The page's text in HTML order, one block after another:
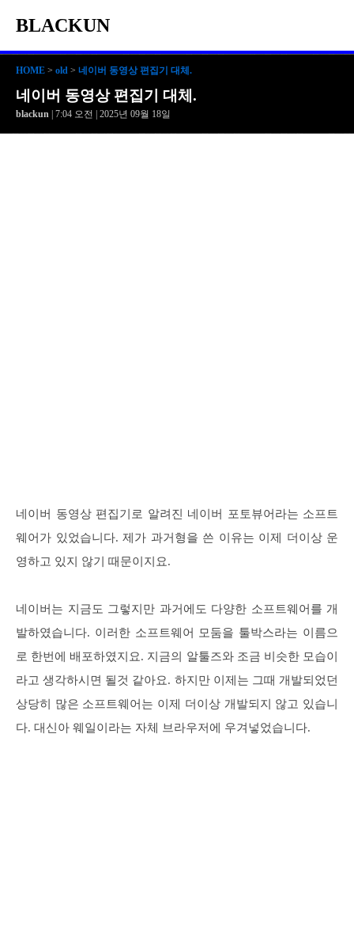
BLACKUN
HOME > old > 네이버 동영상 편집기 대체.
네이버 동영상 편집기 대체.
blackun | 7:04 오전 | 2025년 09월 18일
네이버 동영상 편집기로 알려진 네이버 포토뷰어라는 소프트
웨어가 있었습니다. 제가 과거형을 쓴 이유는 이제 더이상 운
영하고 있지 않기 때문이지요.
네이버는 지금도 그렇지만 과거에도 다양한 소프트웨어를 개
발하였습니다. 이러한 소프트웨어 모둠을 툴박스라는 이름으
로 한번에 배포하였지요. 지금의 알툴즈와 조금 비슷한 모습이
라고 생각하시면 될것 같아요. 하지만 이제는 그때 개발되었던
상당히 많은 소프트웨어는 이제 더이상 개발되지 않고 있습니
다. 대신아 웨일이라는 자체 브라우저에 우겨넣었습니다.